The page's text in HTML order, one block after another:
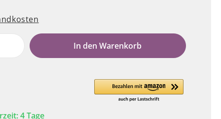
In den Warenkorb
4 Tage